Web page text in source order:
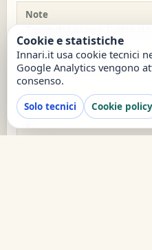
Note
Testo del brano tratto
ADI-Media
Visualizzazioni totali
64
Visualizzazioni settimana
8
Cookie e statistiche
Innari.it usa cookie tecnici
Google Analytics vengono
consenso.
Solo tecnici Cookie policy